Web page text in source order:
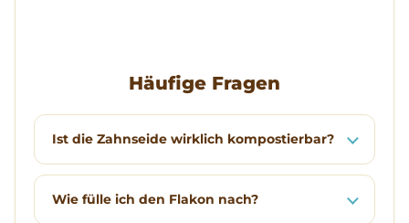
Häufige Fragen
Ist die Zahnseide wirklich kompostierbar?
Wie fülle ich den Flakon nach?